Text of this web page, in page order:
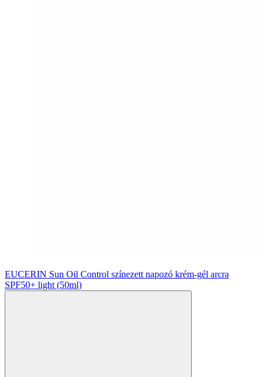
EUCERIN Sun Oil Control színezett napozó krém-gél arcra
SPF50+ light (50ml)